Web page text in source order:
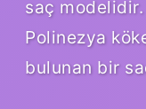
saç
Polinezya
bulunan bir